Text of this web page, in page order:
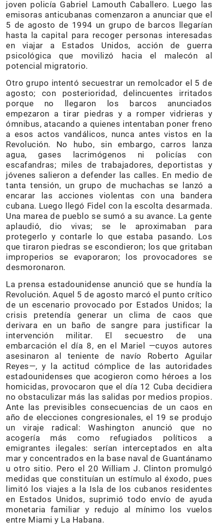
joven policía Gabriel Lamouth Caballero. Luego las
emisoras anticubanas comenzaron a anunciar que el
5 de agosto de 1994 un grupo de barcos llegarían
hasta la capital para recoger personas interesadas
en viajar a Estados Unidos, acción de guerra
psicológica que movilizó hacia el malecón al
potencial migratorio.
Otro grupo intentó secuestrar un remolcador el 5 de
agosto; con posterioridad, delincuentes irritados
porque no llegaron los barcos anunciados
empezaron a tirar piedras y a romper vidrieras y
ómnibus, atacando a quienes intentaban poner freno
a esos actos vandálicos, nunca antes vistos en la
Revolución. No hubo, sin embargo, carros lanza
agua, gases lacrimógenos ni policías con
escafandras; miles de trabajadores, deportistas y
jóvenes salieron a defender las calles. En medio de
tanta tensión, un grupo de muchachas se lanzó a
encarar las acciones violentas con una bandera
cubana. Luego llegó Fidel con la escolta desarmada.
Una marea de pueblo se sumó a su avance. La gente
aplaudió, dio vivas; se le aproximaban para
protegerlo y contarle lo que estaba pasando. Los
que tiraron piedras se escondieron; los que gritaban
improperios se evaporaron; los provocadores se
desmoronaron.
La prensa estadounidense anunció que se hundía la
Revolución. Aquel 5 de agosto marcó el punto crítico
de un escenario provocado por Estados Unidos; la
crisis pretendía generar un clima de caos que
derivara en un baño de sangre para justificar la
intervención militar. El secuestro de una
embarcación el día 8, en el Mariel —cuyos autores
asesinaron al teniente de navío Roberto Aguilar
Reyes—, y la actitud cómplice de las autoridades
estadounidenses que acogieron como héroes a los
homicidas, provocaron que el día 12 Cuba decidiera
no obstaculizar más las salidas por medios propios.
Ante las previsibles consecuencias de un caos en
año de elecciones congresionales, el 19 se produjo
un viraje radical: Washington anunció que no
acogería más como refugiados políticos a
emigrantes ilegales: serían interceptados en alta
mar y concentrados en la base naval de Guantánamo
u otro sitio. Pero el 20 William J. Clinton promulgó
medidas que constituían un estímulo al éxodo, pues
limitó los viajes a la Isla de los cubanos residentes
en Estados Unidos, suprimió todo envío de ayuda
monetaria familiar y redujo al mínimo los vuelos
entre Miami y La Habana.